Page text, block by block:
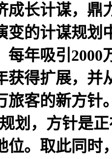
长计谋，鼎
的计谋规划
每年吸引
得扩展，并
旅客的新方
划，方针是
。取此同时